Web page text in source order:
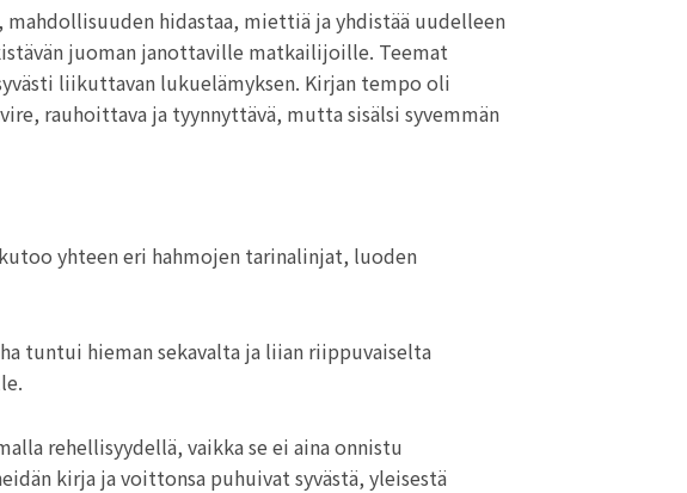
hidastaa, miettiä ja yhdistää uudelleen
juoman janottaville matkailijoille. Teemat
liikuttavan lukuelämyksen. Kirjan tempo oli
rauhoittava ja tyynnyttävä, mutta sisälsi syvemmän
yhteen eri hahmojen tarinalinjat, luoden
tuntui hieman sekavalta ja liian riippuvaiselta
rehellisyydellä, vaikka se ei aina onnistu
kirja ja voittonsa puhuivat syvästä, yleisestä